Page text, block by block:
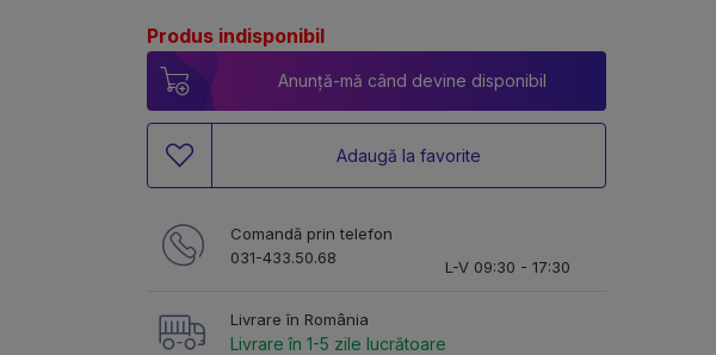
Produs indisponibil
Anunță-mă când devine disponibil
Adaugă la favorite
Comandă prin telefon
031-433.50.68
L-V 09:30 - 17:30
Livrare în România
Livrare în 1-5 zile lucrătoare